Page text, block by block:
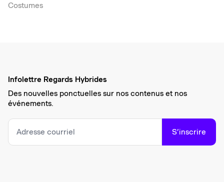
Costumes
Infolettre Regards Hybrides
Des nouvelles ponctuelles sur nos contenus et nos
événements.
S’inscrire